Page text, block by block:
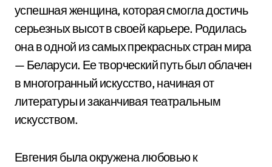
успешная женщина, которая смогла достичь
серьезных высот в своей карьере. Родилась
она в одной из самых прекрасных стран мира
— Беларуси. Ее творческий путь был облачен
в многогранный искусство, начиная от
литературы и заканчивая театральным
искусством.
Евгения была окружена любовью к